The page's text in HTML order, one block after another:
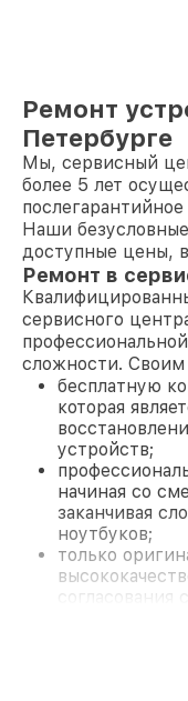
Ремонт
Петербурге
Мы, сервисный
более 5 лет
Наши
доступные цены,
Ремонт в
сервисного
сложности.
бесплатную
которая
устройств;
начиная со
заканчивая
ноутбуков;
только
согласования
На все работы и
предоставляется